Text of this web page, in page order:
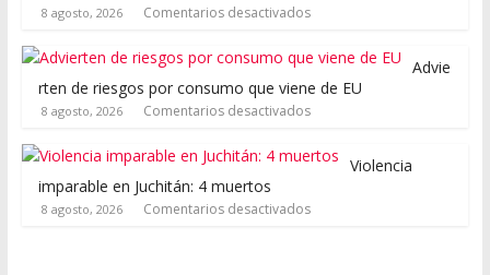
8 agosto, 2026 Comentarios desactivados
Advie
rten de riesgos por consumo que viene de EU
8 agosto, 2026 Comentarios desactivados
Violencia
imparable en Juchitán: 4 muertos
8 agosto, 2026 Comentarios desactivados